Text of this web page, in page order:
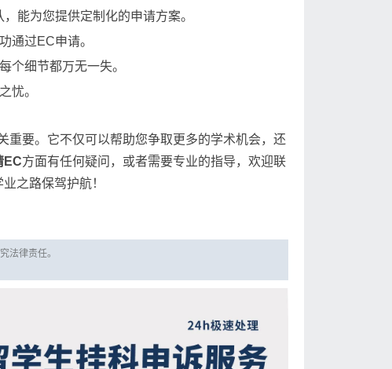
能为您提供定制化的申请方案。
通过EC申请。
个细节都万无一失。
忧。
重要。它不仅可以帮助您争取更多的学术机会，还
EC方面有任何疑问，或者需要专业的指导，欢迎联
之路保驾护航！
法律责任。